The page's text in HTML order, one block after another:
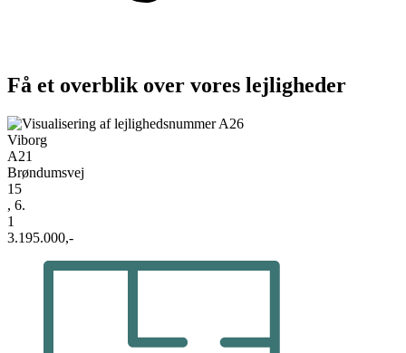
Få et overblik over vores lejligheder
Viborg
A21
Brøndumsvej
15
, 6.
1
3.195.000,-